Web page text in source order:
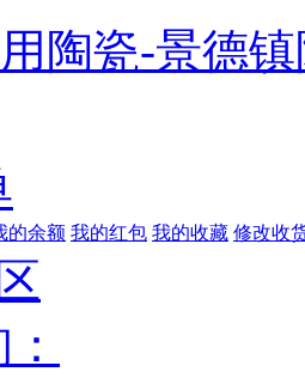
陶瓷-景德
的余额 我的红包 我的收藏 修改收